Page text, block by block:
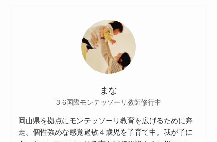
まな
3-6国際モンテッソーリ教師修行中
岡山県を拠点にモンテッソーリ教育を広げるために奔
走。個性強めな感覚過敏４歳児を子育て中。我が子に